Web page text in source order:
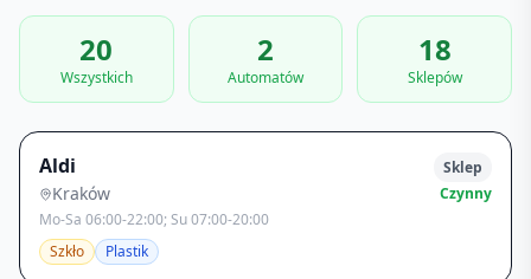
20
Wszystkich
2
Automatów
18
Sklepów
Aldi
Kraków
Mo-Sa 06:00-22:00; Su 07:00-20:00
Szkło
Plastik
Sklep
Czynny